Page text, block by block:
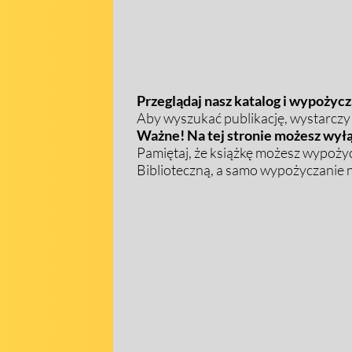
Przeglądaj nasz katalog i
Aby wyszukać publikację,
Ważne! Na tej stronie możesz
Pamiętaj, że książkę możesz
Biblioteczną, a samo wypożyczanie